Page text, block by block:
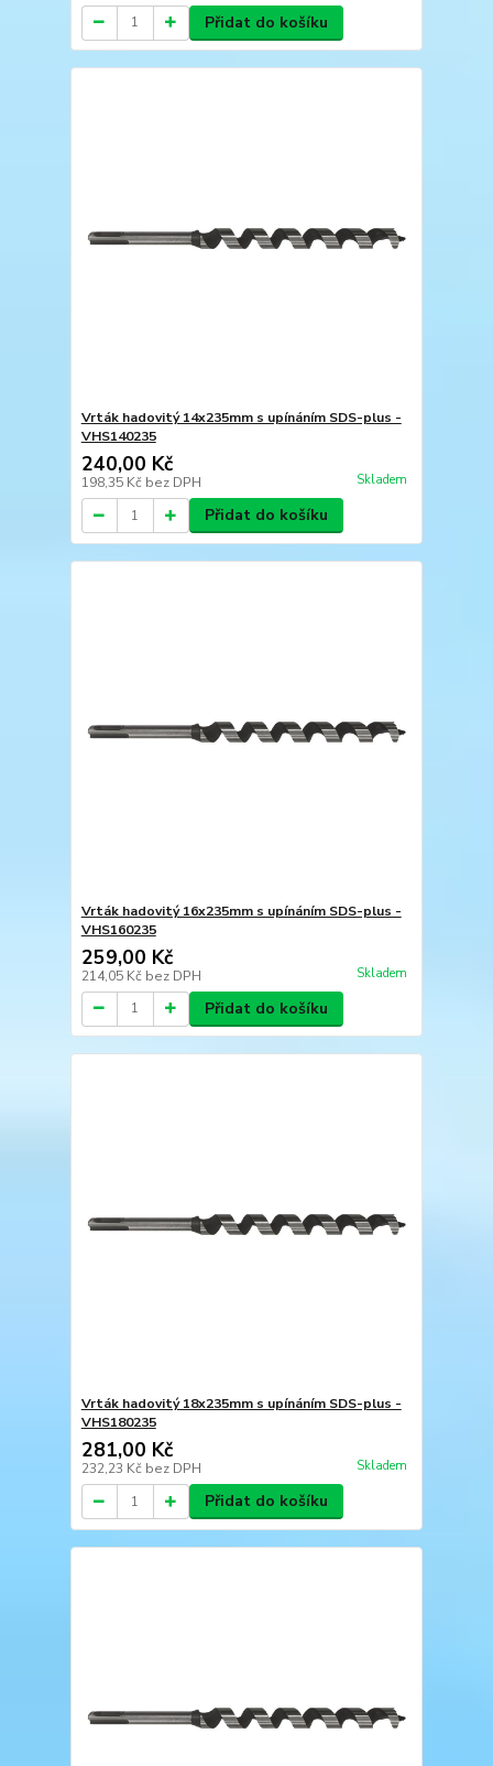
Přidat do košíku
Vrták hadovitý 14x235mm s upínáním SDS-plus -
VHS140235
240,00 Kč
198,35 Kč bez DPH Skladem
Přidat do košíku
Vrták hadovitý 16x235mm s upínáním SDS-plus -
VHS160235
259,00 Kč
214,05 Kč bez DPH Skladem
Přidat do košíku
Vrták hadovitý 18x235mm s upínáním SDS-plus -
VHS180235
281,00 Kč
232,23 Kč bez DPH Skladem
Přidat do košíku